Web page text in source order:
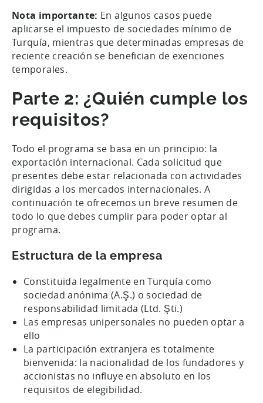
Nota importante: En algunos casos puede
aplicarse el impuesto de sociedades mínimo de
Turquía, mientras que determinadas empresas de
reciente creación se benefician de exenciones
temporales.
Parte 2: ¿Quién cumple los
requisitos?
Todo el programa se basa en un principio: la
exportación internacional. Cada solicitud que
presentes debe estar relacionada con actividades
dirigidas a los mercados internacionales. A
continuación te ofrecemos un breve resumen de
todo lo que debes cumplir para poder optar al
programa.
Estructura de la empresa
Constituida legalmente en Turquía como
sociedad anónima (A.Ş.) o sociedad de
responsabilidad limitada (Ltd. Şti.)
Las empresas unipersonales no pueden optar a
ello
La participación extranjera es totalmente
bienvenida: la nacionalidad de los fundadores y
accionistas no influye en absoluto en los
requisitos de elegibilidad.